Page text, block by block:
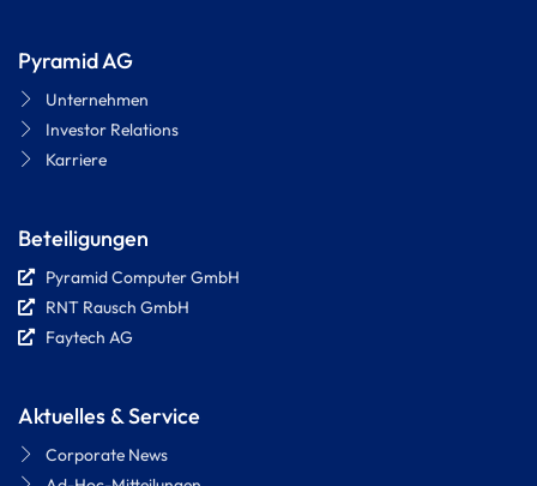
Pyramid AG
Unternehmen
Investor Relations
Karriere
Beteiligungen
Pyramid Computer GmbH
RNT Rausch GmbH
Faytech AG
Aktuelles & Service
Corporate News